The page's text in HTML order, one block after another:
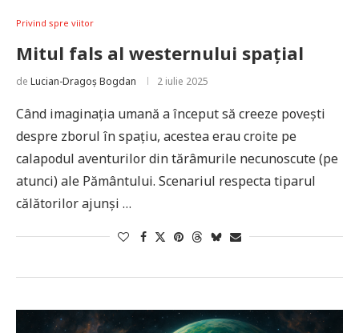
Privind spre viitor
Mitul fals al westernului spațial
de Lucian-Dragoș Bogdan 2 iulie 2025
Când imaginația umană a început să creeze povești
despre zborul în spațiu, acestea erau croite pe
calapodul aventurilor din tărâmurile necunoscute (pe
atunci) ale Pământului. Scenariul respecta tiparul
călătorilor ajunși …